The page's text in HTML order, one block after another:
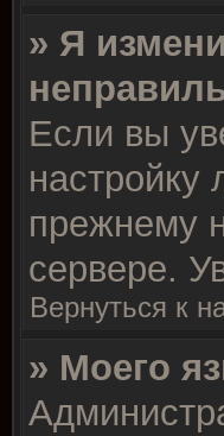
» Я
Если вы
настройку
прежнему
сервере.
Вернуться к
» Моего